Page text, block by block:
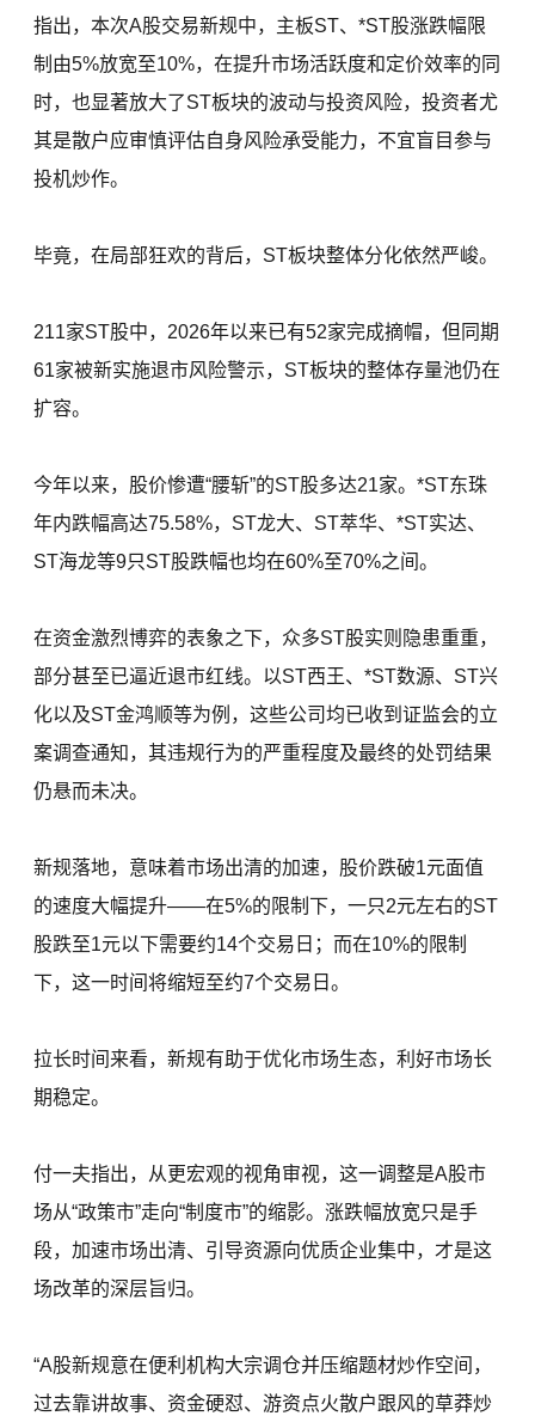
指出，本次A股交易新规中，主板ST、*ST股涨跌幅限
制由5%放宽至10%，在提升市场活跃度和定价效率的同
时，也显著放大了ST板块的波动与投资风险，投资者尤
其是散户应审慎评估自身风险承受能力，不宜盲目参与
投机炒作。
毕竟，在局部狂欢的背后，ST板块整体分化依然严峻。
211家ST股中，2026年以来已有52家完成摘帽，但同期
61家被新实施退市风险警示，ST板块的整体存量池仍在
扩容。
今年以来，股价惨遭“腰斩”的ST股多达21家。*ST东珠
年内跌幅高达75.58%，ST龙大、ST萃华、*ST实达、
ST海龙等9只ST股跌幅也均在60%至70%之间。
在资金激烈博弈的表象之下，众多ST股实则隐患重重，
部分甚至已逼近退市红线。以ST西王、*ST数源、ST兴
化以及ST金鸿顺等为例，这些公司均已收到证监会的立
案调查通知，其违规行为的严重程度及最终的处罚结果
仍悬而未决。
新规落地，意味着市场出清的加速，股价跌破1元面值
的速度大幅提升——在5%的限制下，一只2元左右的ST
股跌至1元以下需要约14个交易日；而在10%的限制
下，这一时间将缩短至约7个交易日。
拉长时间来看，新规有助于优化市场生态，利好市场长
期稳定。
付一夫指出，从更宏观的视角审视，这一调整是A股市
场从“政策市”走向“制度市”的缩影。涨跌幅放宽只是手
段，加速市场出清、引导资源向优质企业集中，才是这
场改革的深层旨归。
“A股新规意在便利机构大宗调仓并压缩题材炒作空间，
过去靠讲故事、资金硬怼、游资点火散户跟风的草莽炒